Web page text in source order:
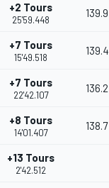
+2 Tours
25'59.448
139.9
+7 Tours
15'49.518
139.4
+7 Tours
22'42.107
136.2
+8 Tours
14'01.407
138.7
+13 Tours
2'42.512